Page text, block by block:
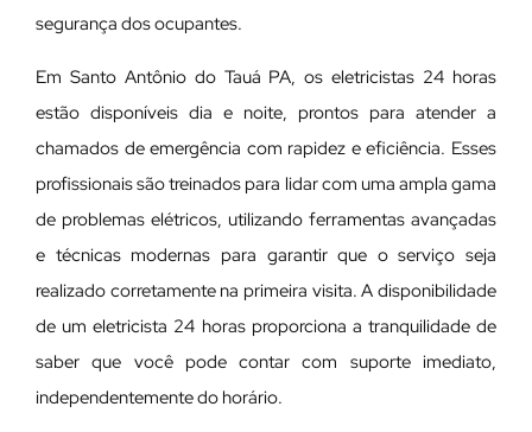
segurança dos ocupantes.
Em Santo Antônio do Tauá PA, os eletricistas 24 horas
estão disponíveis dia e noite, prontos para atender a
chamados de emergência com rapidez e eficiência. Esses
profissionais são treinados para lidar com uma ampla gama
de problemas elétricos, utilizando ferramentas avançadas
e técnicas modernas para garantir que o serviço seja
realizado corretamente na primeira visita. A disponibilidade
de um eletricista 24 horas proporciona a tranquilidade de
saber que você pode contar com suporte imediato,
independentemente do horário.